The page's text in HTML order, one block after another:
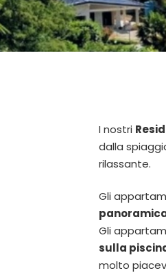
I nostri
dalla
rilassante.
Gli
Gli
sulla
molto